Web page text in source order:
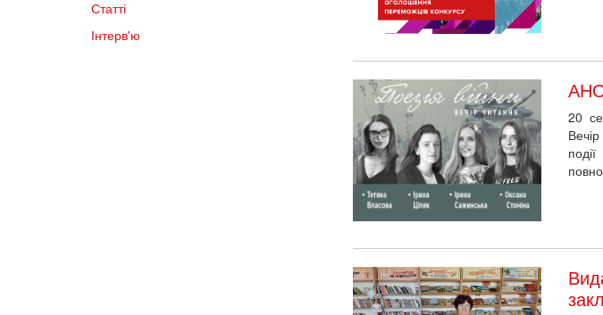
Статті
Інтерв'ю
20